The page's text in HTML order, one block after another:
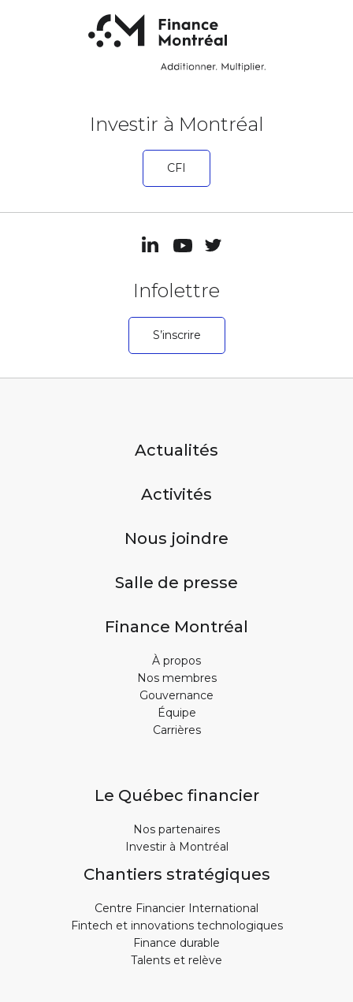
Investir à Montréal
CFI
Infolettre
S’inscrire
Actualités
Activités
Nous joindre
Salle de presse
Finance Montréal
À propos
Nos membres
Gouvernance
Équipe
Carrières
Le Québec financier
Nos partenaires
Investir à Montréal
Chantiers stratégiques
Centre Financier International
Fintech et innovations technologiques
Finance durable
Talents et relève